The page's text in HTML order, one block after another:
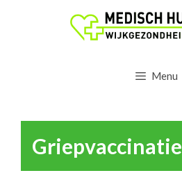
Menu
Griepvaccinatie